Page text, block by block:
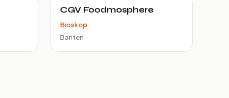
CGV Foodmosphere
Bioskop
Banten